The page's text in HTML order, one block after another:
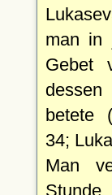
man in
Gebet
betete
34;
Man
Stunde